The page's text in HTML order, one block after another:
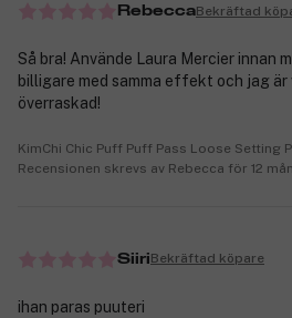
RebeccaBekräftad
Så bra! Använde Laura Mercier innan
billigare med samma effekt och jag
överraskad!
KimChi Chic Puff Puff Pass Loose Setting
Recensionen skrevs av Rebecca för 12
SiiriBekräftad köpare
ihan paras puuteri